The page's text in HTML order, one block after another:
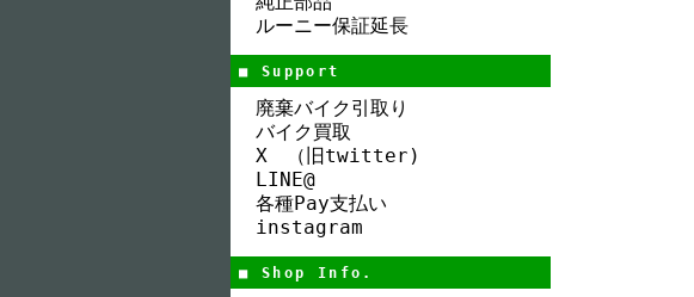
ルーニー保証延長
■ Support
廃棄バイク引取り
バイク買取
X （旧twitter)
LINE@
各種Pay支払い
instagram
■ Shop Info.